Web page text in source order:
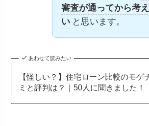
審査が通ってから考
い と思います。
あわせて読みたい
【怪しい？】住宅ローン比較のモゲ
ミと評判は？｜50人に聞きました！